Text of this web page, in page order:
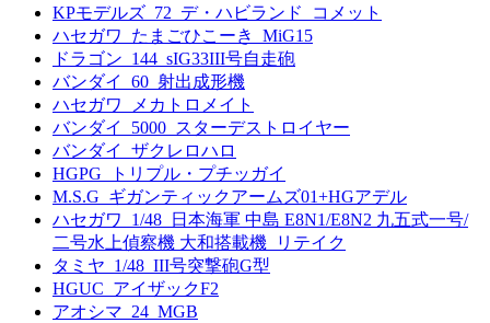
KPモデルズ_72_デ・ハビランド_コメット
ハセガワ_たまごひこーき_MiG15
ドラゴン_144_sIG33III号自走砲
バンダイ_60_射出成形機
ハセガワ_メカトロメイト
バンダイ_5000_スターデストロイヤー
バンダイ_ザクレロハロ
HGPG_トリプル・プチッガイ
M.S.G_ギガンティックアームズ01+HGアデル
ハセガワ_1/48_日本海軍 中島 E8N1/E8N2 九五式一号/
二号水上偵察機 大和搭載機_リテイク
タミヤ_1/48_III号突撃砲G型
HGUC_アイザックF2
アオシマ_24_MGB